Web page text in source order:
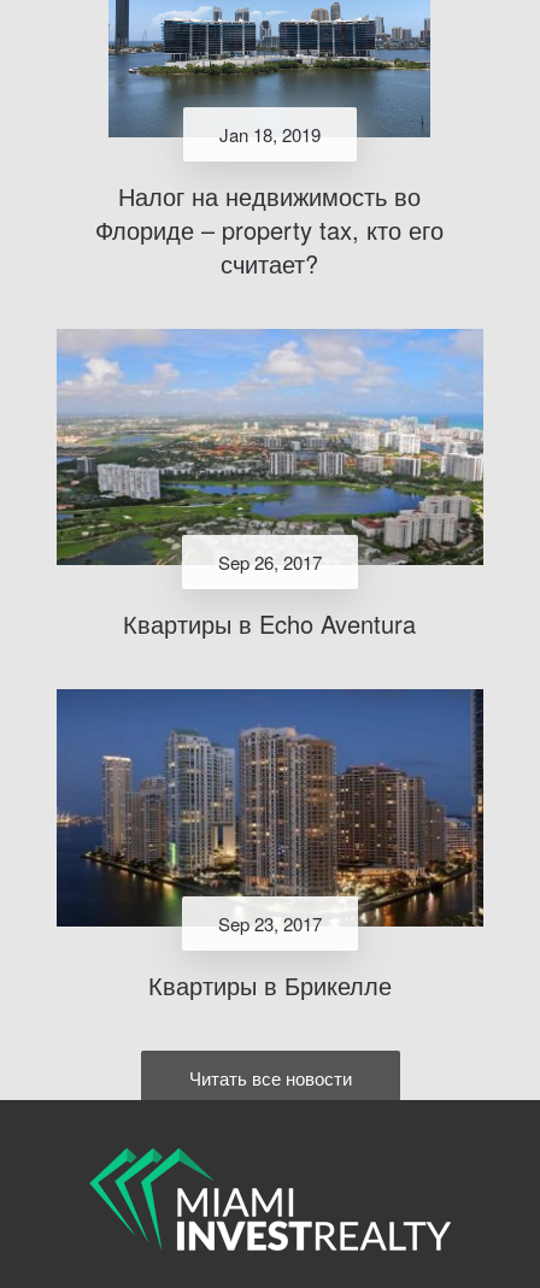
Jan 18, 2019
Налог на недвижимость во
Флориде – property tax, кто его
считает?
Sep 26, 2017
Квартиры в Echo Aventura
Sep 23, 2017
Квартиры в Брикелле
Читать все новости